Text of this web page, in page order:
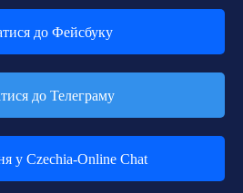
до Фейсбуку
до Телеграму
у Czechia-Online Chat